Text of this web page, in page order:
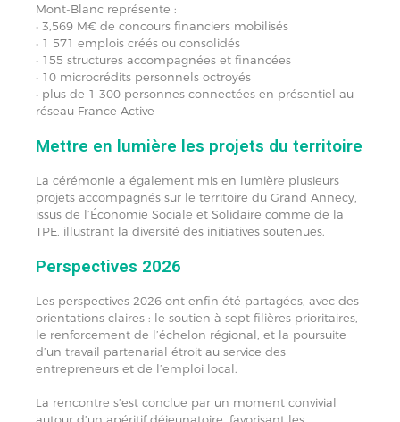
Mont-Blanc représente :
• 3,569 M€ de concours financiers mobilisés
• 1 571 emplois créés ou consolidés
• 155 structures accompagnées et financées
• 10 microcrédits personnels octroyés
• plus de 1 300 personnes connectées en présentiel au
réseau France Active
Mettre en lumière les projets du territoire
La cérémonie a également mis en lumière plusieurs
projets accompagnés sur le territoire du Grand Annecy,
issus de l’Économie Sociale et Solidaire comme de la
TPE, illustrant la diversité des initiatives soutenues.
Perspectives 2026
Les perspectives 2026 ont enfin été partagées, avec des
orientations claires : le soutien à sept filières prioritaires,
le renforcement de l’échelon régional, et la poursuite
d’un travail partenarial étroit au service des
entrepreneurs et de l’emploi local.
La rencontre s’est conclue par un moment convivial
autour d’un apéritif déjeunatoire, favorisant les